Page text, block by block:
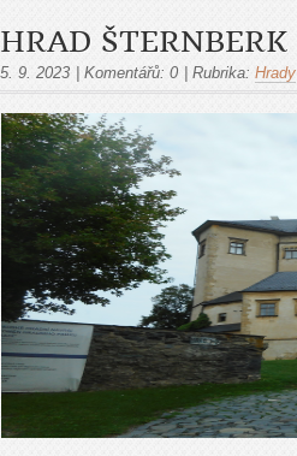
HRAD ŠTERNBERK
5. 9. 2023 Komentářů: 0 Rubrika: Hrady